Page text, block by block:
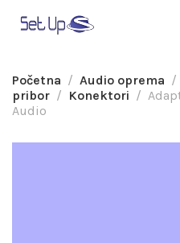
Početna Audio oprema
pribor
Konektori
Audio